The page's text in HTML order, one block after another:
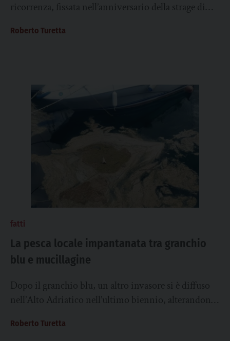
ricorrenza, fissata nell’anniversario della strage di
Roberto Turetta
fatti
La pesca locale impantanata tra granchio
blu e mucillagine
Dopo il granchio blu, un altro invasore si è diffuso
nell’Alto Adriatico nell’ultimo biennio, alterandone
Roberto Turetta